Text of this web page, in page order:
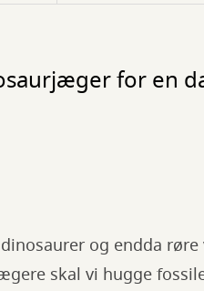
for en
og endda
skal vi hugge